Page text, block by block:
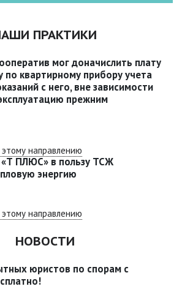
ПРАКТИКИ
мог доначислить плату
по квартирному прибору учета
с него, вне зависимости
прежним
направлению
«Т ПЛЮС» в пользу ТСЖ
энергию
направлению
НОВОСТИ
юристов по спорам с